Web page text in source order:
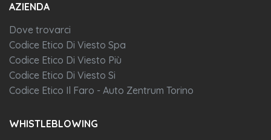
AZIENDA
Dove trovarci
Codice Etico Di Viesto Spa
Codice Etico Di Viesto Più
Codice Etico Di Viesto Si
Codice Etico Il Faro - Auto Zentrum Torino
WHISTLEBLOWING